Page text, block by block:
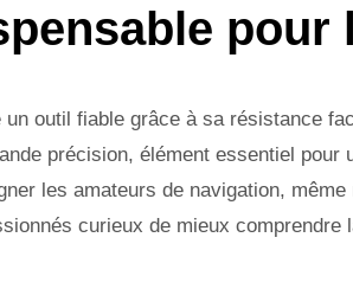
pour
outil fiable grâce à sa résistance
précision, élément essentiel
les amateurs de navigation,
curieux de mieux